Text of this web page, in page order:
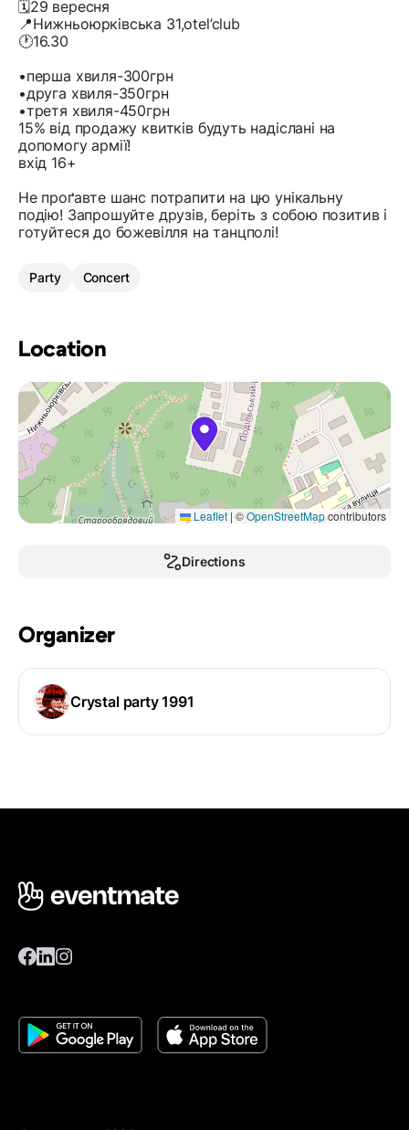
🗓️29 вересня
📍Нижньоюрківська 31,otel’club
🕐16.30
•перша хвиля-300грн
•друга хвиля-350грн
•третя хвиля-450грн
15% від продажу квитків будуть надіслані на
допомогу армії!
вхід 16+
Не проґавте шанс потрапити на цю унікальну
подію! Запрошуйте друзів, беріть з собою позитив і
готуйтеся до божевілля на танцполі!
Party Concert
Location
Leaflet | ©OpenStreetMapcontributors
Directions
Organizer
Crystal party 1991